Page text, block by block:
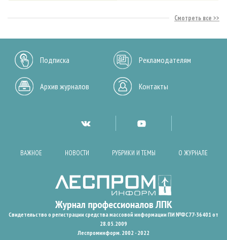
Смотреть все
Подписка Рекламодателям
Архив журналов Контакты
ВАЖНОЕ НОВОСТИ РУБРИКИ И ТЕМЫ О ЖУРНАЛЕ
Свидетельство о регистрации средства массовой информации ПИ №ФС77-36401 от
28.05.2009
Леспроминформ. 2002 - 2022